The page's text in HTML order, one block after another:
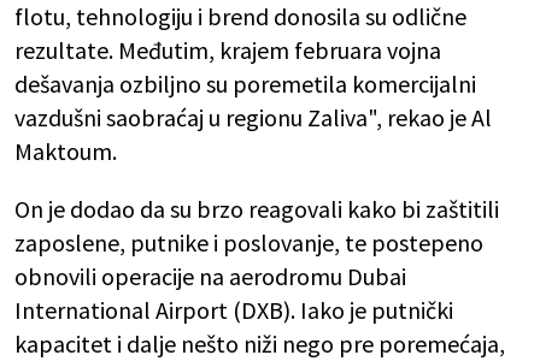
flotu, tehnologiju i brend donosila su odlične
rezultate. Međutim, krajem februara vojna
dešavanja ozbiljno su poremetila komercijalni
vazdušni saobraćaj u regionu Zaliva", rekao je Al
Maktoum.
On je dodao da su brzo reagovali kako bi zaštitili
zaposlene, putnike i poslovanje, te postepeno
obnovili operacije na aerodromu Dubai
International Airport (DXB). Iako je putnički
kapacitet i dalje nešto niži nego pre poremećaja,